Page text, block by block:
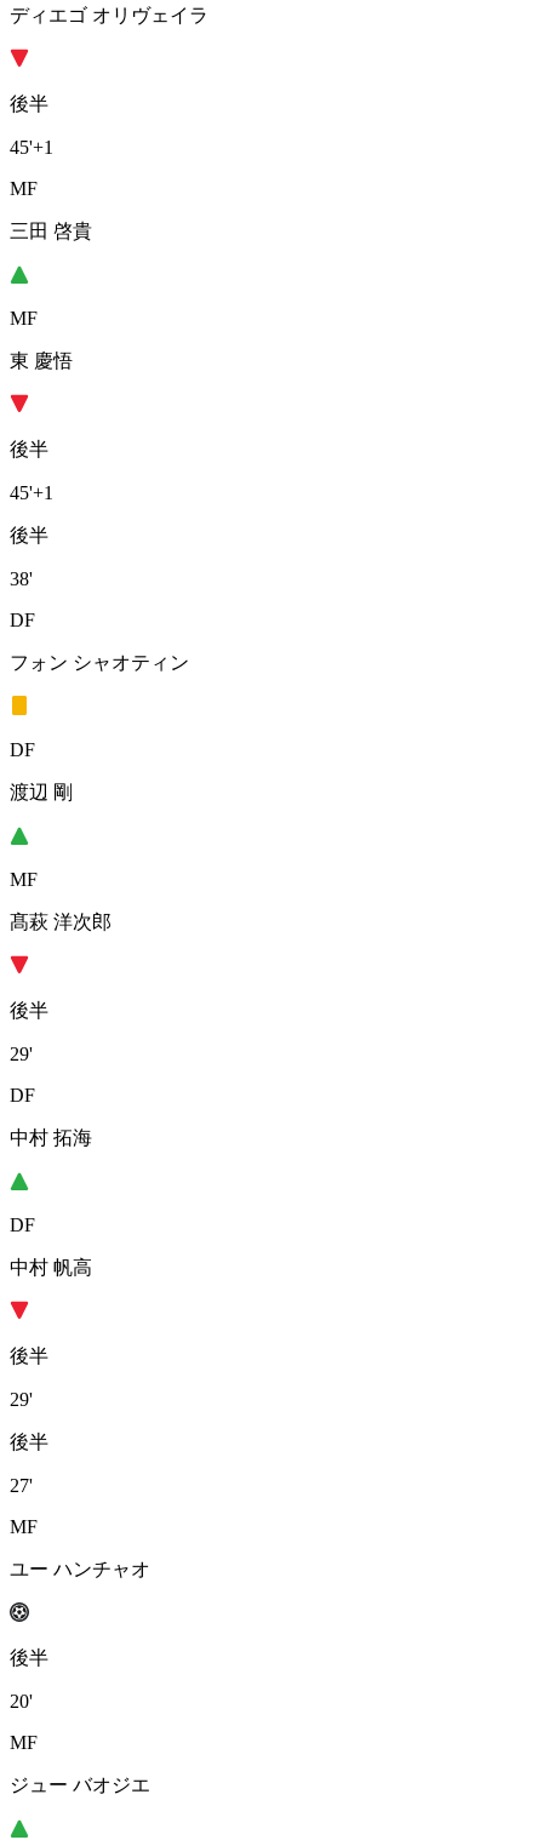
ディエゴ オリヴェイラ
後半
45'+1
MF
三田 啓貴
MF
東 慶悟
後半
45'+1
後半
38'
DF
フォン シャオティン
DF
渡辺 剛
MF
髙萩 洋次郎
後半
29'
DF
中村 拓海
DF
中村 帆高
後半
29'
後半
27'
MF
ユー ハンチャオ
後半
20'
MF
ジュー バオジエ